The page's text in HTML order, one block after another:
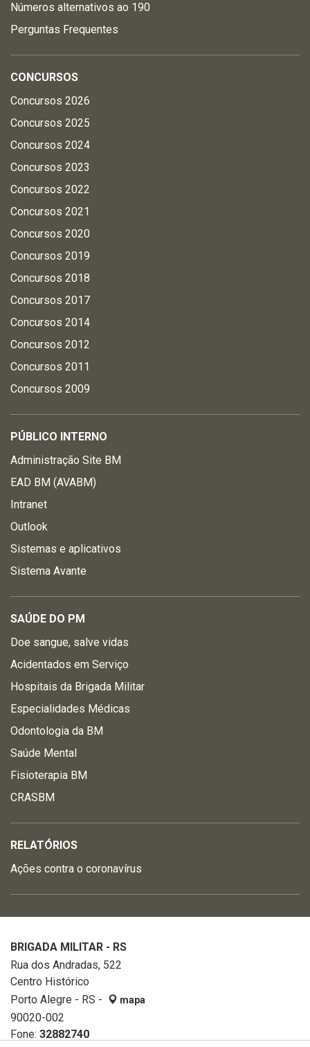
Números alternativos ao 190
Perguntas Frequentes
CONCURSOS
Concursos 2026
Concursos 2025
Concursos 2024
Concursos 2023
Concursos 2022
Concursos 2021
Concursos 2020
Concursos 2019
Concursos 2018
Concursos 2017
Concursos 2014
Concursos 2012
Concursos 2011
Concursos 2009
PÚBLICO INTERNO
Administração Site BM
EAD BM (AVABM)
Intranet
Outlook
Sistemas e aplicativos
Sistema Avante
SAÚDE DO PM
Doe sangue, salve vidas
Acidentados em Serviço
Hospitais da Brigada Militar
Especialidades Médicas
Odontologia da BM
Saúde Mental
Fisioterapia BM
CRASBM
RELATÓRIOS
Ações contra o coronavírus
BRIGADA MILITAR - RS
Rua dos Andradas, 522
Centro Histórico
Porto Alegre - RS -
mapa
90020-002
Fone: 32882740